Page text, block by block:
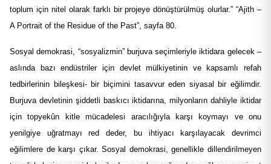
toplum için nitel olarak farklı bir projeye dönüştürülmüş olurlar.” “Ajith –
A Portrait of the Residue of the Past”, sayfa 80.
Sosyal demokrasi, “sosyalizmin” burjuva seçimleriyle iktidara gelecek –
aslında bazı endüstriler için devlet mülkiyetinin ve kapsamlı refah
tedbirlerinin bileşkesi- bir biçimini tasavvur eden siyasal bir eğilimdir.
Burjuva devletinin şiddetli baskıcı iktidarına, milyonların dahliyle iktidar
için topyekûn kitle mücadelesi aracılığıyla karşı koymayı ve onu
yenilgiye uğratmayı red deder, bu ihtiyacı karşılayacak devrimci
eğilimlere de karşı çıkar. Sosyal demokrasi, genellikle dillendirilmeyen